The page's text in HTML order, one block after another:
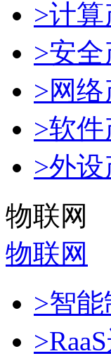
>计算
>安全
>网络
>软件
>外设
物联网
物联网
>智